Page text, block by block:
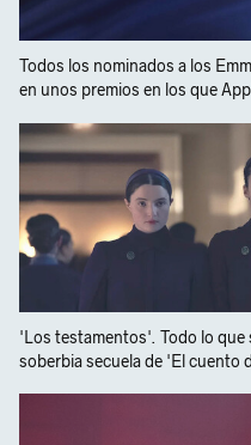
Todos los nominados a los
en unos premios en los que
'Los testamentos'. Todo lo que
soberbia secuela de 'El cuento